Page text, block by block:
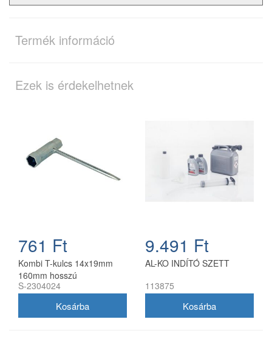
Termék információ
Ezek is érdekelhetnek
761 Ft
Kombi T-kulcs 14x19mm
160mm hosszú
S-2304024
9.491 Ft
AL-KO INDÍTÓ SZETT
113875